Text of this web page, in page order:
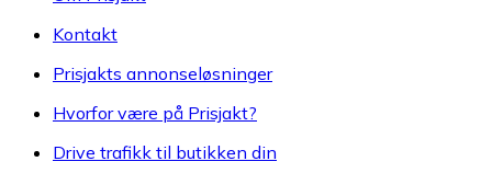
Kontakt
Prisjakts annonseløsninger
Hvorfor være på Prisjakt?
Drive trafikk til butikken din